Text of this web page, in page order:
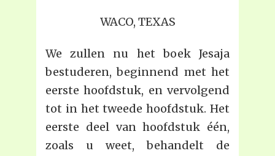
WACO, TEXAS
We zullen nu het boek Jesaja
bestuderen, beginnend met het
eerste hoofdstuk, en vervolgend
tot in het tweede hoofdstuk. Het
eerste deel van hoofdstuk één,
zoals u weet, behandelt de